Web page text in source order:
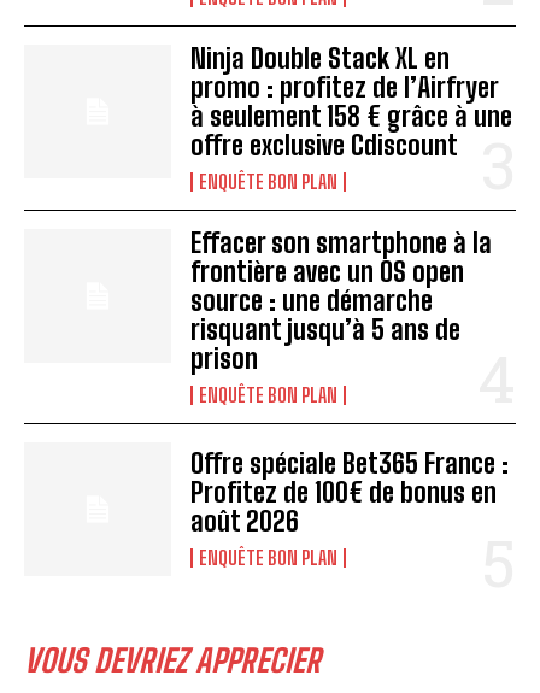
Ninja Double Stack XL en
promo : profitez de l’Airfryer
à seulement 158 € grâce à une
offre exclusive Cdiscount
ENQUÊTE BON PLAN
Effacer son smartphone à la
frontière avec un OS open
source : une démarche
risquant jusqu’à 5 ans de
prison
ENQUÊTE BON PLAN
Offre spéciale Bet365 France :
Profitez de 100€ de bonus en
août 2026
ENQUÊTE BON PLAN
VOUS DEVRIEZ APPRECIER